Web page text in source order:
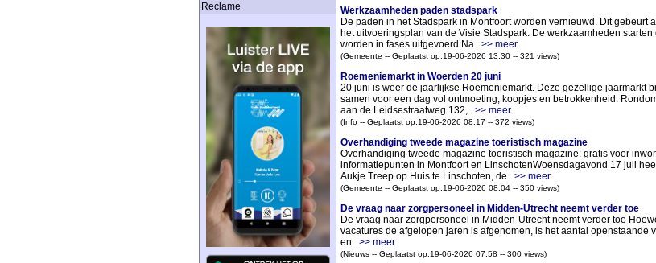
Reclame
Werkzaamheden paden stadspark
De paden in het Stadspark in Montfoort worden vernieuwd. Dit gebeurt
het uitvoeringsplan van de Visie Stadspark. De werkzaamheden starten
worden in fases uitgevoerd.Na... >> meer
(Gemeente -- Geplaatst op:19-06-2026 13:30 -- 321 views)
Roemeniemarkt in Woerden 20 juni
20 juni is weer de jaarlijkse Roemeniemarkt. Deze gezellige jaarmarkt
samen voor een dag vol ontmoeting, koopjes en betrokkenheid.
aan de Leidsestraatweg 132,... >> meer
(Info -- Geplaatst op:19-06-2026 08:17 -- 372 views)
Overhandiging tweede magazine toeristisch magazine
Overhandiging tweede magazine toeristisch magazine: gratis voor
informatiepunten in Montfoort en LinschotenWoensdagavond 17 juli
Aukje Treep op Huis te Linschoten, de... >> meer
(Gemeente -- Geplaatst op:19-06-2026 08:04 -- 350 views)
De vraag naar zorgpersoneel in Midden-Utrecht neemt verder toe
De vraag naar zorgpersoneel in Midden-Utrecht neemt verder toe
vacatures de afgelopen jaren is afgenomen, is het aantal openstaande
en... >> meer
(Nieuws -- Geplaatst op:19-06-2026 07:58 -- 300 views)